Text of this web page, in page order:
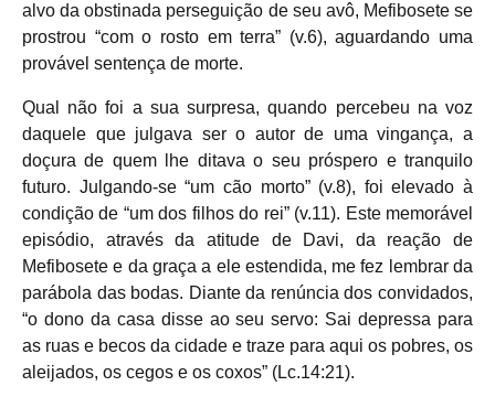
alvo da obstinada perseguição de seu avô, Mefibosete se
prostrou “com o rosto em terra” (v.6), aguardando uma
provável sentença de morte.
Qual não foi a sua surpresa, quando percebeu na voz
daquele que julgava ser o autor de uma vingança, a
doçura de quem lhe ditava o seu próspero e tranquilo
futuro. Julgando-se “um cão morto” (v.8), foi elevado à
condição de “um dos filhos do rei” (v.11). Este memorável
episódio, através da atitude de Davi, da reação de
Mefibosete e da graça a ele estendida, me fez lembrar da
parábola das bodas. Diante da renúncia dos convidados,
“o dono da casa disse ao seu servo: Sai depressa para
as ruas e becos da cidade e traze para aqui os pobres, os
aleijados, os cegos e os coxos” (Lc.14:21).